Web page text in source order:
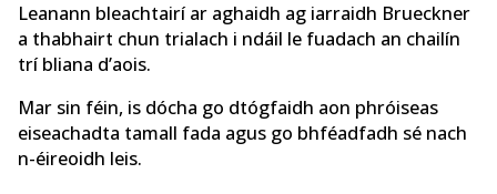
Leanann bleachtairí ar aghaidh ag iarraidh Brueckner
a thabhairt chun trialach i ndáil le fuadach an chailín
trí bliana d’aois.
Mar sin féin, is dócha go dtógfaidh aon phróiseas
eiseachadta tamall fada agus go bhféadfadh sé nach
n-éireoidh leis.